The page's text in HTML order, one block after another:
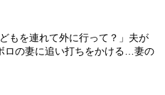
もを連れて外に行って？」夫が
ロの妻に追い打ちをかける…妻の